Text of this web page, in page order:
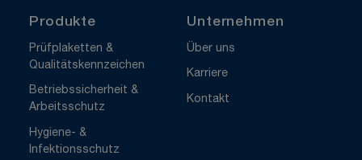
Produkte
Prüfplaketten &
Qualitätskennzeichen
Betriebssicherheit &
Arbeitsschutz
Hygiene- &
Infektionsschutz
Unternehmen
Über uns
Karriere
Kontakt